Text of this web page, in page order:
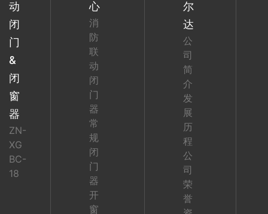
动
闭
门
&
闭
窗
器
ZN-
XG
BC-
18
心
消
防
联
动
闭
门
器
常
规
闭
门
器
开
窗
尔
达
公
司
简
介
发
展
历
程
公
司
荣
誉